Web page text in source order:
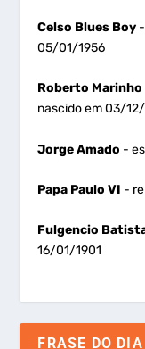
Celso Blues Boy
05/01/1956
Roberto Marinho
nascido em 03/
Jorge Amado -
Papa Paulo VI -
Fulgencio
16/01/1901
FRASE DO DIA